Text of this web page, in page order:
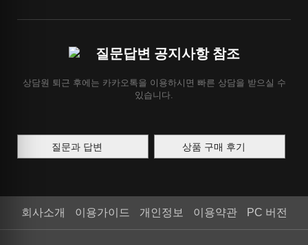
질문답변 공지사항 참조
상담원 퇴근 후에는 카카오톡을 이용하시면 빠른 상담을 받으실 수
있습니다.
질문과 답변 상품 구매 후기
회사소개 이용가이드 개인정보 이용약관 PC 버전